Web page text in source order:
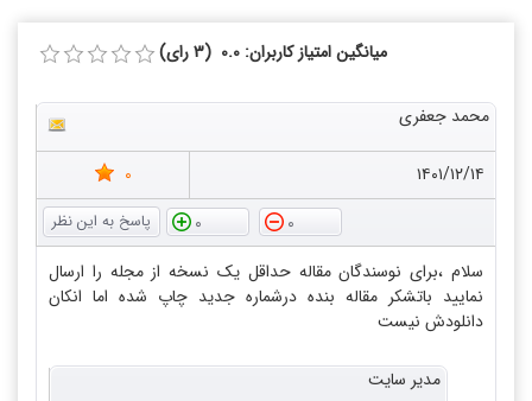
میانگین امتیاز کاربران: 0.0 (3 رای)
محمد جعفری
۱۴۰۱/۱۲/۱۴
0
0
0
سلام ،برای نوسندگان مقاله حداقل یک نسخه از مجله را ارسال
نمایید باتشکر مقاله بنده درشماره جدید چاپ شده اما انکان
دانلودش نیست
مدیر سایت